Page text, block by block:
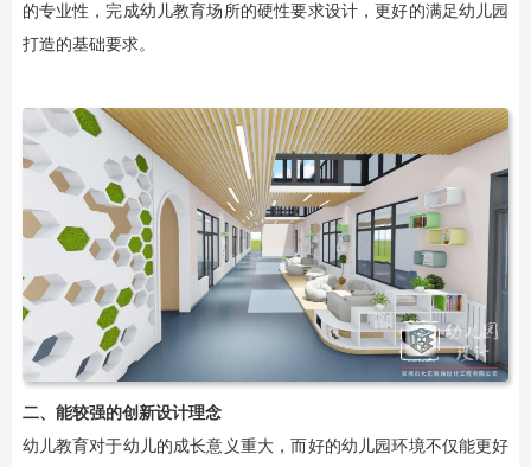
的专业性，完成幼儿教育场所的硬性要求设计，更好的满足幼儿园
打造的基础要求。
二、能较强的创新设计理念
幼儿教育对于幼儿的成长意义重大，而好的幼儿园环境不仅能更好